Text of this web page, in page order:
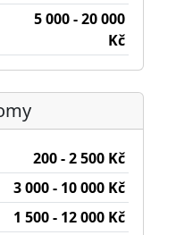
5 000 - 20 000
Kč
200 - 2 500 Kč
3 000 - 10 000 Kč
1 500 - 12 000 Kč